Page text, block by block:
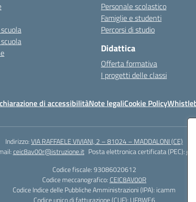
Personale scolastico
Famiglie e studenti
Percorsi di studio
Didattica
Offerta formativa
I progetti delle classi
di accessibilitàNote legaliCookie Policy
Indirizzo:VIA RAFFAELE VIVIANI, 2 – 81024 – MADDALONI (CE)
ceic8av00r@istruzione.it Posta elettronica certificata (PEC):
Codice fiscale: 93086020612
Codice meccanografico: CEIC8AV00R
Codice Indice delle Pubbliche Amministrazioni (IPA): icamm
Codice unico di fatturazione (CUF): UF8WE6